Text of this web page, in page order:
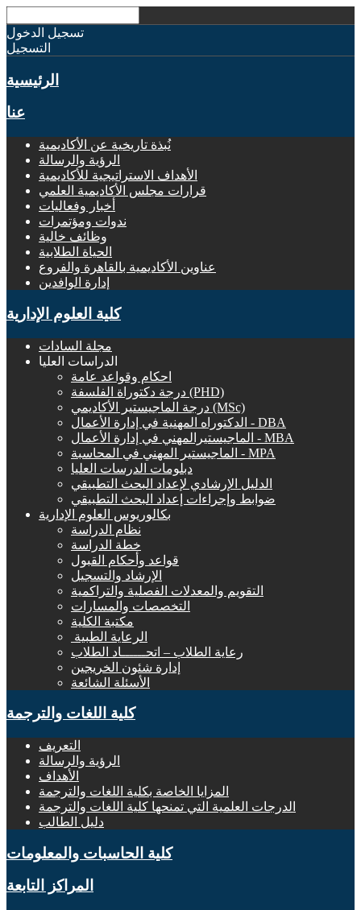
تسجيل الدخول
التسجيل
الرئيسية
عنا
نُبذة تاريخية عن الأكاديمية
الرؤية والرسالة
الأهداف الاستراتيجية للأكاديمية
قرارات مجلس الأكاديمية العلمي
أخبار وفعاليات
ندوات ومؤتمرات
وظائف خالية
الحياة الطلابية
عناوين الأكاديمية بالقاهرة والفروع
إدارة الوافدين
كلية العلوم الإدارية
مجلة السادات
الدراسات العليا
احكام وقواعد عامة
درجة دكتوراة الفلسفة (PHD)
درجة الماجيستير الأكاديمي (MSc)
الدكتوراه المهنية في إدارة الأعمال - DBA
الماجيستيرالمهني في إدارة الأعمال - MBA
الماجيستير المهني في المحاسبة - MPA
دبلومات الدرسات العليا
الدليل الإرشادي لإعداد البحث التطبيقي
ضوابط وإجراءات إعداد البحث التطبيقي
بكالوريوس العلوم الإدارية
نظام الدراسة
خطة الدراسة
قواعد وأحكام القبول
الإرشاد والتسجيل
التقويم والمعدلات الفصلية والتراكمية
التخصصات والمسارات
مكتبة الكلية
الرعاية الطبية ‏
رعاية الطلاب – اتحــــــاد الطلاب
إدارة شئون الخريجين
الأسئلة الشائعة
كلية اللغات والترجمة
التعريف
الرؤية والرسالة
الأهداف
المزايا الخاصة بكلية اللغات والترجمة
الدرجات العلمية التي تمنحها كلية اللغات والترجمة
دليل الطالب
كلية الحاسبات والمعلومات
المراكز التابعة